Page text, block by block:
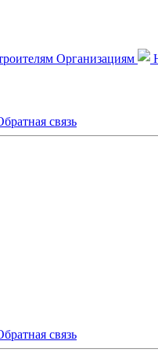
Организациям
связь
связь